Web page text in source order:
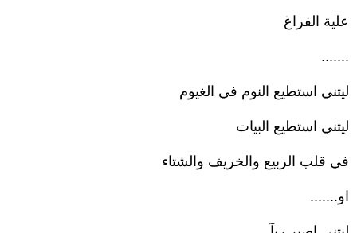
علية الفراغ
.......
ليتني استطيع النوم في الغيوم
ليتني استطيع البيات
في قلب الربيع والخريف والشتاء
او.......